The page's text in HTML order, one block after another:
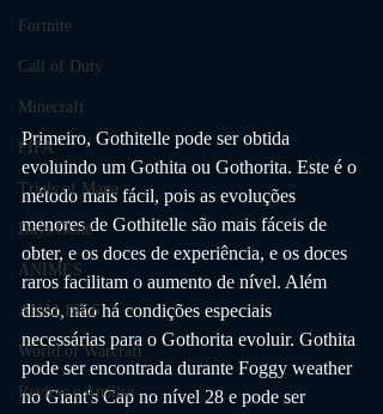
Fortnite
Call of Duty
Minecraft
FIFA
Trials of Mana
Days Gone
ANIMES
ANÁLISES
World of Warcraft
Review e Análise
Primeiro, Gothitelle pode ser obtida
evoluindo um Gothita ou Gothorita. Este é o
método mais fácil, pois as evoluções
menores de Gothitelle são mais fáceis de
obter, e os doces de experiência, e os doces
raros facilitam o aumento de nível. Além
disso, não há condições especiais
necessárias para o Gothorita evoluir. Gothita
pode ser encontrada durante Foggy weather
no Giant's Cap no nível 28 e pode ser